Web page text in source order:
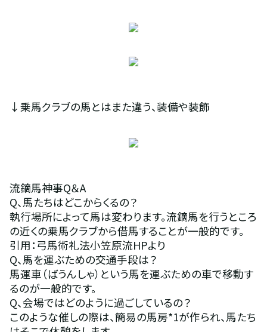
↓乗馬クラブの馬とはまた違う、装備や装飾
流鏑馬神事Q＆A
Q、馬たちはどこからくるの？
執行場所によって馬は変わります。流鏑馬を行うところ
の近くの乗馬クラブから借馬することが一般的です。
引用：弓馬術礼法小笠原流HPより
Q、馬を運ぶための交通手段は？
馬運車（ばうんしゃ）という馬を運ぶための車で移動す
るのが一般的です。
Q、会場ではどのように過ごしているの？
このような催しの際は、簡易の馬房*1が作られ、馬たち